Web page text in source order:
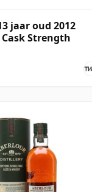
jaar oud 2012
Strength